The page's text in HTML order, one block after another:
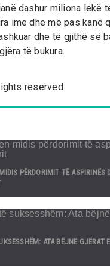
dashur miliona lekë
ime dhe më pas kanë
dhe të gjithë së
të bukura.
reserved.
PËRDORIMIT TË ASPIRINËS
ATA BËJNË GJËRAT E